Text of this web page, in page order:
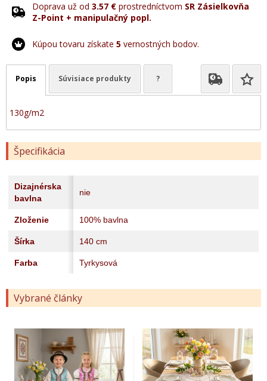
Doprava už od 3.57 € prostredníctvom SR Zásielkovňa
Z-Point + manipulačný popl.
Kúpou tovaru získate 5 vernostných bodov.
Popis Súvisiace produkty ?
130g/m2
Špecifikácia
Dizajnérska
bavlna
nie
Zloženie 100% bavlna
Šírka 140 cm
Farba Tyrkysová
Vybrané články